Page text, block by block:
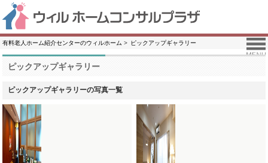
有料老人ホーム紹介センターのウィルホーム ピックアップギャラリー
ピックアップギャラリー
ピックアップギャラリーの写真一覧